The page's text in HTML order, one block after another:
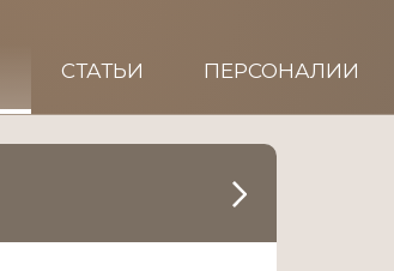
СТАТЬИ ПЕРСОНАЛИИ